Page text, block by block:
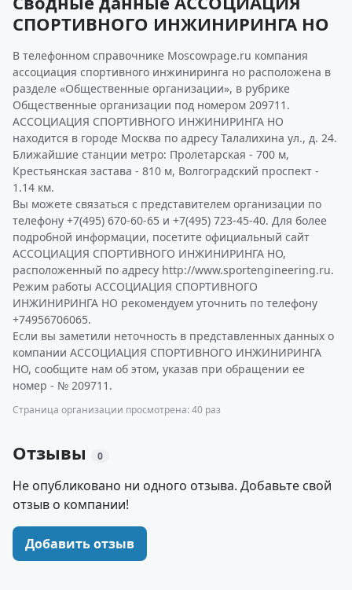
СПОРТИВНОГО ИНЖИНИРИНГА НО
В телефонном справочнике Moscowpage.ru компания
ассоциация спортивного инжиниринга но расположена в
разделе «Общественные организации», в рубрике
Общественные организации под номером 209711.
АССОЦИАЦИЯ СПОРТИВНОГО ИНЖИНИРИНГА НО
находится в городе Москва по адресу Талалихина ул., д. 24.
Ближайшие станции метро: Пролетарская - 700 м,
Крестьянская застава - 810 м, Волгоградский проспект -
1.14 км.
Вы можете связаться с представителем организации по
телефону +7(495) 670-60-65 и +7(495) 723-45-40. Для более
подробной информации, посетите официальный сайт
АССОЦИАЦИЯ СПОРТИВНОГО ИНЖИНИРИНГА НО,
расположенный по адресу http://www.sportengineering.ru.
Режим работы АССОЦИАЦИЯ СПОРТИВНОГО
ИНЖИНИРИНГА НО рекомендуем уточнить по телефону
+74956706065.
Если вы заметили неточность в представленных данных о
компании АССОЦИАЦИЯ СПОРТИВНОГО ИНЖИНИРИНГА
НО, сообщите нам об этом, указав при обращении ее
номер - № 209711.
Страница организации просмотрена: 40 раз
Отзывы 0
Не опубликовано ни одного отзыва. Добавьте свой
отзыв о компании!
Добавить отзыв